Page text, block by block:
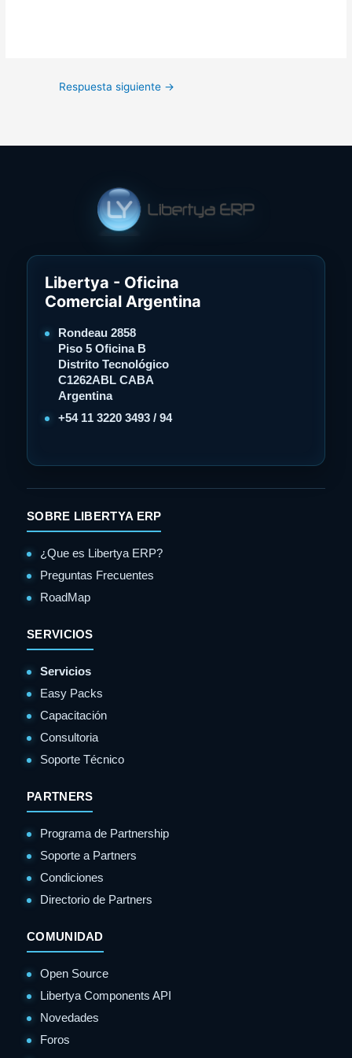
Respuesta siguiente →
Libertya - Oficina
Comercial Argentina
Rondeau 2858
Piso 5 Oficina B
Distrito Tecnológico
C1262ABL CABA
Argentina
+54 11 3220 3493 / 94
SOBRE LIBERTYA ERP
¿Que es Libertya ERP?
Preguntas Frecuentes
RoadMap
SERVICIOS
Servicios
Easy Packs
Capacitación
Consultoria
Soporte Técnico
PARTNERS
Programa de Partnership
Soporte a Partners
Condiciones
Directorio de Partners
COMUNIDAD
Open Source
Libertya Components API
Novedades
Foros